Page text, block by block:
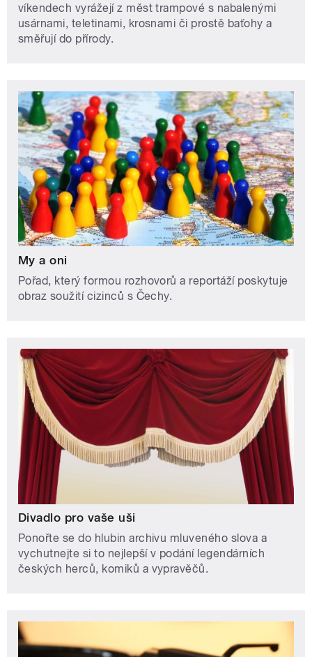
víkendech vyrážejí z měst trampové s nabalenými
usárnami, teletinami, krosnami či prostě baťohy a
směřují do přírody.
My a oni
Pořad, který formou rozhovorů a reportáží poskytuje
obraz soužití cizinců s Čechy.
Divadlo pro vaše uši
Ponořte se do hlubin archivu mluveného slova a
vychutnejte si to nejlepší v podání legendárních
českých herců, komiků a vypravěčů.